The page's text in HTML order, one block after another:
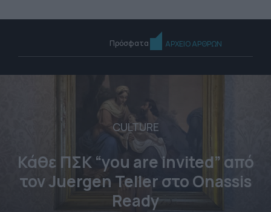
Πρόσφατα ΑΡΧΕΙΟ ΑΡΘΡΩΝ
CULTURE
Κάθε ΠΣΚ “you are invited” από
τον Juergen Teller στο Onassis
Ready